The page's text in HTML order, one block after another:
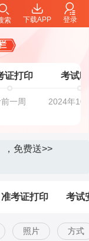
下载APP 登录
索
证打印
一周
考试
2024年10
，免费送>>
准考证打印 考试
照片 方式